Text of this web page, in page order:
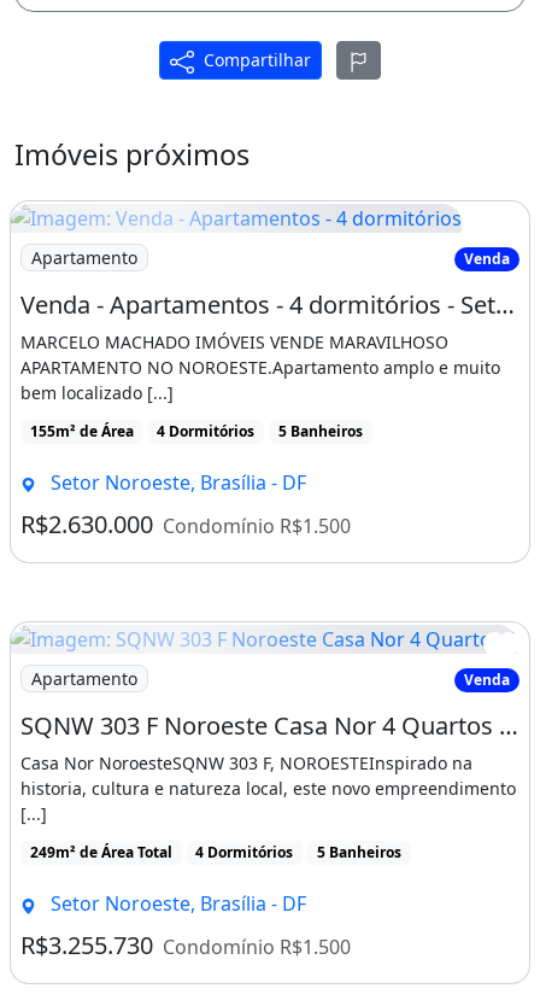
Compartilhar
Imóveis próximos
Imagem: Venda - Apartamentos - 4 dormitórios
Apartamento Venda
Venda - Apartamentos - 4 dormitórios - Setor Noroeste - Brasília - DF
MARCELO MACHADO IMÓVEIS VENDE MARAVILHOSO
APARTAMENTO NO NOROESTE.Apartamento amplo e muito
bem localizado [...]
155m² de Área 4 Dormitórios 5 Banheiros
Setor Noroeste, Brasília - DF
R$2.630.000 Condomínio R$1.500
Imagem: SQNW 303 F Noroeste Casa Nor 4 Quartos 4
Apartamento Venda
SQNW 303 F Noroeste Casa Nor 4 Quartos 4 Suítes 4 Vagas Lazer 201 m²
Casa Nor NoroesteSQNW 303 F, NOROESTEInspirado na
historia, cultura e natureza local, este novo empreendimento
[...]
249m² de Área Total 4 Dormitórios 5 Banheiros
Setor Noroeste, Brasília - DF
R$3.255.730 Condomínio R$1.500